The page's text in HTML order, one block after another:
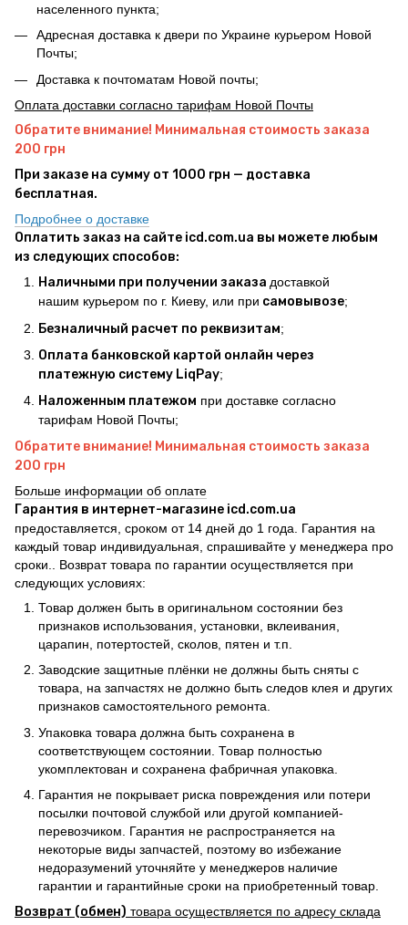
населенного пункта;
Адресная доставка к двери по Украине курьером Новой
Почты;
Доставка к почтоматам Новой почты;
Оплата доставки согласно тарифам Новой Почты
Обратите внимание! Минимальная стоимость заказа
200 грн
При заказе на сумму от 1000 грн — доставка
бесплатная.
Подробнее о доставке
Оплатить заказ на сайте icd.com.ua вы можете любым
из следующих способов:
Наличными при получении заказа доставкой
нашим курьером по г. Киеву, или при самовывозе;
Безналичный расчет по реквизитам;
Оплата банковской картой онлайн через
платежную систему LiqPay;
Наложенным платежом при доставке согласно
тарифам Новой Почты;
Обратите внимание! Минимальная стоимость заказа
200 грн
Больше информации об оплате
Гарантия в интернет-магазине icd.com.ua
предоставляется, сроком от 14 дней до 1 года. Гарантия на
каждый товар индивидуальная, спрашивайте у менеджера про
сроки.. Возврат товара по гарантии осуществляется при
следующих условиях:
Товар должен быть в оригинальном состоянии без
признаков использования, установки, вклеивания,
царапин, потертостей, сколов, пятен и т.п.
Заводские защитные плёнки не должны быть сняты с
товара, на запчастях не должно быть следов клея и других
признаков самостоятельного ремонта.
Упаковка товара должна быть сохранена в
соответствующем состоянии. Товар полностью
укомплектован и сохранена фабричная упаковка.
Гарантия не покрывает риска повреждения или потери
посылки почтовой службой или другой компанией-
перевозчиком. Гарантия не распространяется на
некоторые виды запчастей, поэтому во избежание
недоразумений уточняйте у менеджеров наличие
гарантии и гарантийные сроки на приобретенный товар.
Возврат (обмен) товара осуществляется по адресу склада